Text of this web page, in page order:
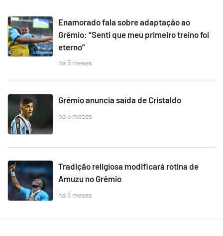
Enamorado fala sobre adaptação ao
Grêmio: “Senti que meu primeiro treino foi
eterno”
há 5 meses
Grêmio anuncia saída de Cristaldo
há 5 meses
Tradição religiosa modificará rotina de
Amuzu no Grêmio
há 6 meses